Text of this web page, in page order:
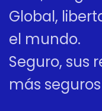
Global,
el mundo.
Seguro, sus
más